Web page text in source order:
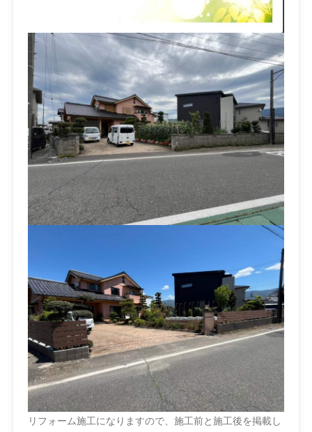
リフォーム施工になりますので、施工前と施工後を掲載し